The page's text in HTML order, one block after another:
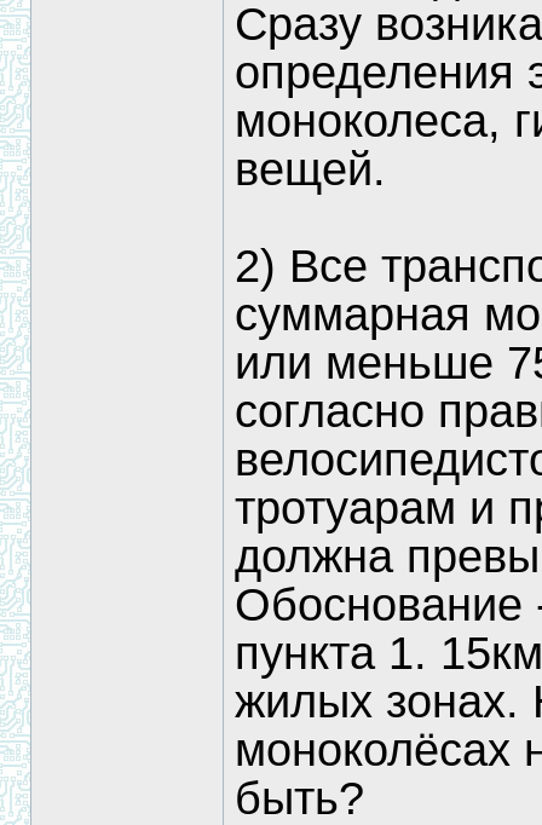
Сразу
определения
моноколеса,
вещей.
2) Все
суммарная
или меньше
согласно
тротуарам и
должна
Обоснование
пункта 1.
жилых зонах.
моноколёсах
быть?